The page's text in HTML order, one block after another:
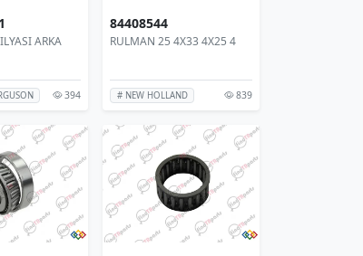
ARKA
394
84408544
RULMAN 25 4X33 4X25 4
# NEW HOLLAND 839